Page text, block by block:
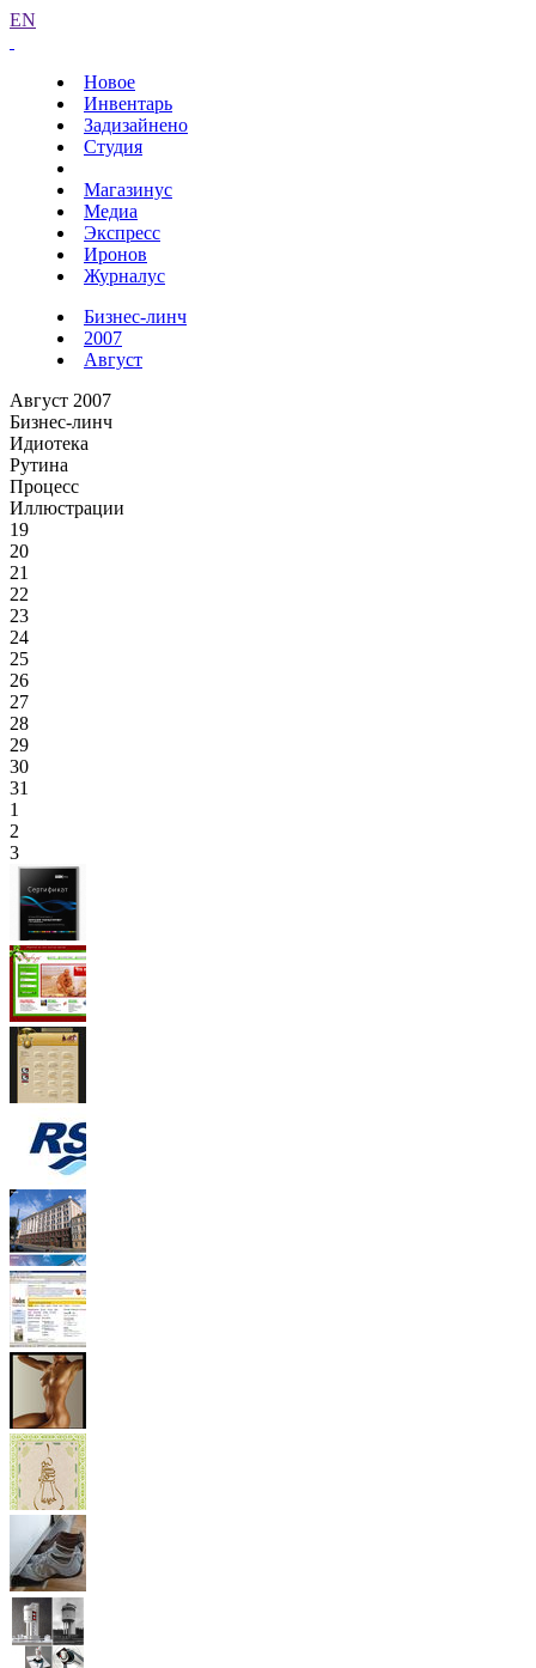
EN
Новое
Инвентарь
Задизайнено
Студия
Магазинус
Медиа
Экспресс
Иронов
Журналус
Бизнес-линч
2007
Август
Август 2007
Бизнес-линч
Идиотека
Рутина
Процесс
Иллюстрации
19
20
21
22
23
24
25
26
27
28
29
30
31
1
2
3